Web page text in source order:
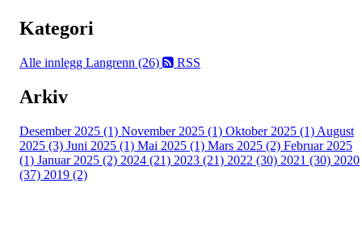
Kategori
Alle innlegg Langrenn (26) RSS
Arkiv
Desember 2025 (1) November 2025 (1) Oktober 2025 (1) August
2025 (3) Juni 2025 (1) Mai 2025 (1) Mars 2025 (2) Februar 2025
(1) Januar 2025 (2) 2024 (21) 2023 (21) 2022 (30) 2021 (30) 2020
(37) 2019 (2)